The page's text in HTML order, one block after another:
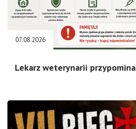
07.08.2026
Lekarz weterynarii przypomina